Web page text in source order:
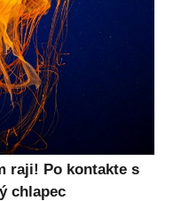
raji! Po kontakte s
chlapec